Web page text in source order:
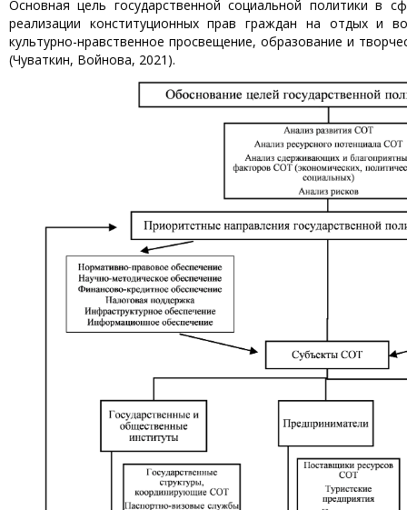
Основная цель государственной социальной политики в
реализации конституционных прав граждан на отдых и
культурно-нравственное просвещение, образование и
(Чуваткин, Войнова, 2021).